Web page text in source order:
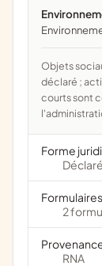
Objets sociaux attribués par l'administration d'après l'objet
déclaré ;
courts sont
Forme
2
RNA